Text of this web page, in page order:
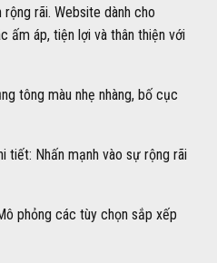
rãi. Website dành cho
ấm áp, tiện lợi và thân thiện với
tông màu nhẹ nhàng, bố cục
tiết: Nhấn mạnh vào sự rộng rãi
phỏng các tùy chọn sắp xếp